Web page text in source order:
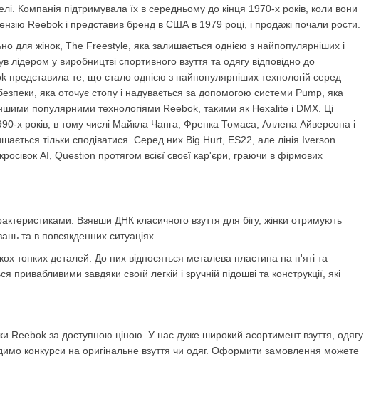
Компанія підтримувала їх в середньому до кінця 1970-х років, коли вони
Reebok і представив бренд в США в 1979 році, і продажі почали рости.
для жінок, The Freestyle, яка залишається однією з найпопулярніших і
у виробництві спортивного взуття та одягу відповідно до
представила те, що стало однією з найпопулярніших технологій серед
яка оточує стопу і надувається за допомогою системи Pump, яка
популярними технологіями Reebok, такими як Hexalite і DMX. Ці
х років, в тому числі Майкла Чанга, Френка Томаса, Аллена Айверсона і
тільки сподіватися. Серед них Big Hurt, ES22, але лінія Iverson
AI, Question протягом всієї своєї кар'єри, граючи в фірмових
Взявши ДНК класичного взуття для бігу, жінки отримують
та в повсякденних ситуаціях.
тонких деталей. До них відносяться металева пластина на п'яті та
завдяки своїй легкій і зручній підошві та конструкції, які
Reebok за доступною ціною. У нас дуже широкий асортимент взуття, одягу
конкурси на оригінальне взуття чи одяг. Оформити замовлення можете